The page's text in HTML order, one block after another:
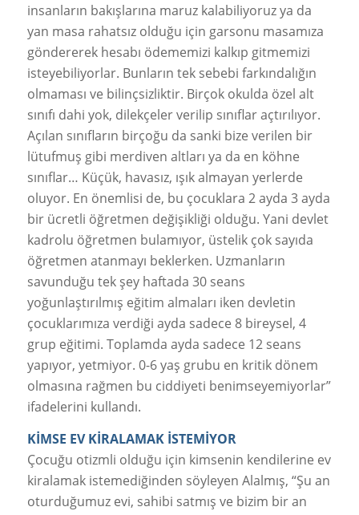
insanların bakışlarına maruz kalabiliyoruz ya da
yan masa rahatsız olduğu için garsonu masamıza
göndererek hesabı ödememizi kalkıp gitmemizi
isteyebiliyorlar. Bunların tek sebebi farkındalığın
olmaması ve bilinçsizliktir. Birçok okulda özel alt
sınıfı dahi yok, dilekçeler verilip sınıflar açtırılıyor.
Açılan sınıfların birçoğu da sanki bize verilen bir
lütufmuş gibi merdiven altları ya da en köhne
sınıflar… Küçük, havasız, ışık almayan yerlerde
oluyor. En önemlisi de, bu çocuklara 2 ayda 3 ayda
bir ücretli öğretmen değişikliği olduğu. Yani devlet
kadrolu öğretmen bulamıyor, üstelik çok sayıda
öğretmen atanmayı beklerken. Uzmanların
savunduğu tek şey haftada 30 seans
yoğunlaştırılmış eğitim almaları iken devletin
çocuklarımıza verdiği ayda sadece 8 bireysel, 4
grup eğitimi. Toplamda ayda sadece 12 seans
yapıyor, yetmiyor. 0-6 yaş grubu en kritik dönem
olmasına rağmen bu ciddiyeti benimseyemiyorlar”
ifadelerini kullandı.
KİMSE EV KİRALAMAK İSTEMİYOR
Çocuğu otizmli olduğu için kimsenin kendilerine ev
kiralamak istemediğinden söyleyen Alalmış, “Şu an
oturduğumuz evi, sahibi satmış ve bizim bir an